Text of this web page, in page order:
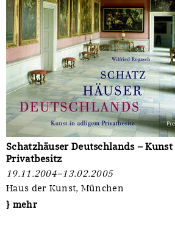
Schatzhäuser Deutschlands –
Privatbesitz
19.11.2004–13.02.2005
Haus der Kunst, München
} mehr